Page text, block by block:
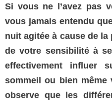
Si vous ne l’avez pas
vous jamais entendu
nuit agitée à cause de
de votre sensibilité à
effectivement influer
sommeil ou bien même
observe que les